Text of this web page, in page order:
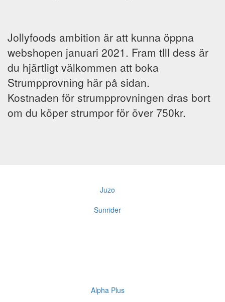
Jollyfoods ambition är att kunna öppna
webshopen januari 2021. Fram tlll dess är
du hjärtligt välkommen att boka
Strumpprovning här på sidan.
Kostnaden för strumpprovningen dras bort
om du köper strumpor för över 750kr.
Juzo
Sunrider
Alpha Plus